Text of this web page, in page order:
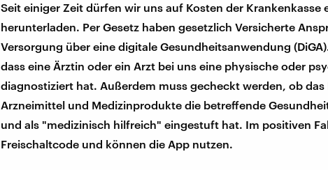
Seit einiger Zeit dürfen wir uns auf Kosten der Krankenkasse
herunterladen. Per Gesetz haben gesetzlich Versicherte
Versorgung über eine digitale Gesundheitsanwendung
dass eine Ärztin oder ein Arzt bei uns eine physische oder
diagnostiziert hat. Außerdem muss gecheckt werden, ob
Arzneimittel und Medizinprodukte die betreffende
und als "medizinisch hilfreich" eingestuft hat. Im positiven
Freischaltcode und können die App nutzen.